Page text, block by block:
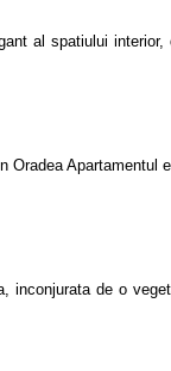
al spatiului
Apartamentul
inconjurata de o